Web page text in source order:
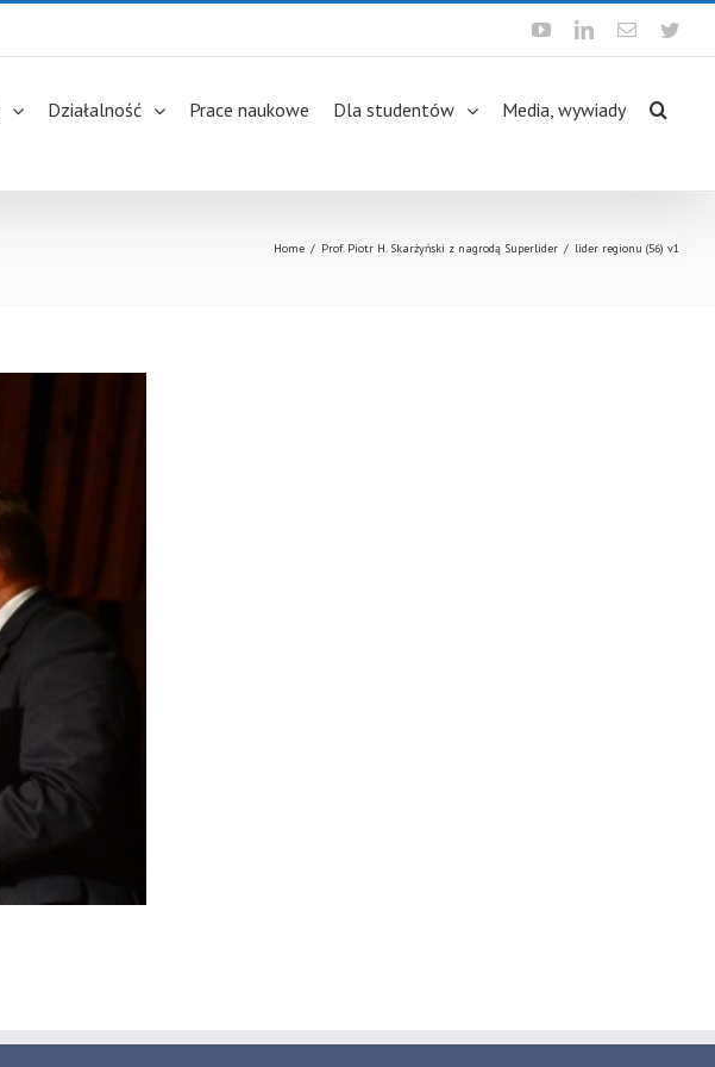
YoutubeLinkedinEmail
Działalność Prace naukowe Dla studentów Media, wywiady
Home / Prof. Piotr H. Skarżyński z nagrodą Superlider / lider regionu (56) v1